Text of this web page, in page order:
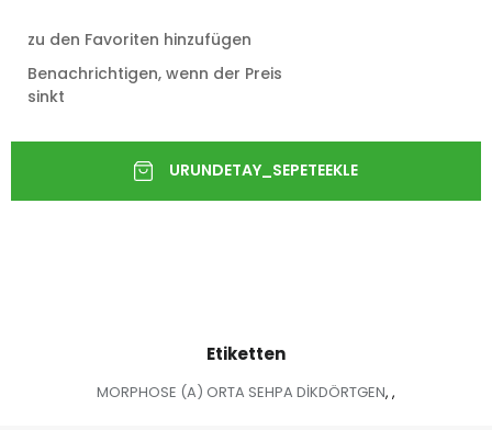
zu den Favoriten hinzufügen
Benachrichtigen, wenn der Preis
sinkt
Etiketten
MORPHOSE (A) ORTA SEHPA DİKDÖRTGEN, ,